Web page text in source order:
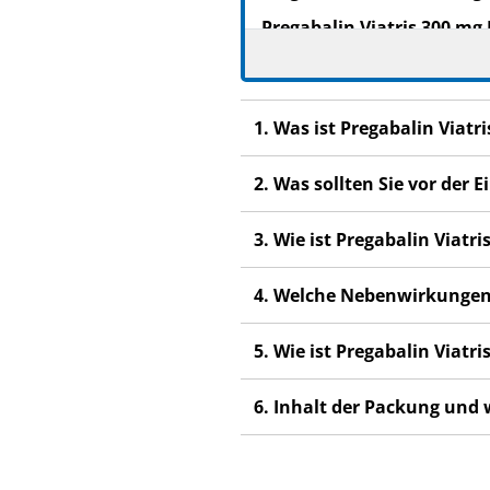
Pregabalin Viatris 300
Lesen Sie die gesamte
beginnen, denn sie
Heben Sie die
Wenn Sie weitere
Dieses Arzneimittel
anderen Menschen
Wenn Sie
Nebenwirkungen, die
1. Was ist Pregabalin
2. Was sollten Sie vor der
3. Wie ist Pregabalin
4. Welche
5. Wie ist Pregabalin
6. Inhalt der Packung